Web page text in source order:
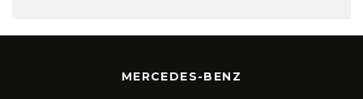
MERCEDES-BENZ